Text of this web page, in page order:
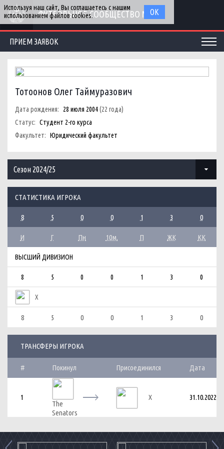
ФУТБОЛЬНОЕ СООБЩЕСТВО МГУ
ПРИЕМ ЗАЯВОК
Тотоонов Олег Таймуразович
Дата рождения: 28 июля 2004(22 года)
Статус: Студент 2-го курса
Факультет: Юридический факультет
Сезон 2024/25
СТАТИСТИКА ИГРОКА
8 5 0 0 1 3 0
И Г Пн 10м. П ЖК КК
ВЫСШИЙ ДИВИЗИОН
8 5 0 0 1 3 0
X
8 5 0 0 1 3 0
ТРАНСФЕРЫ ИГРОКА
# Покинул Присоединился Дата
1
The
Senators
X 31.10.2022
Используя наш сайт, Вы соглашаетесь с нашим
использованием файлов cookies.
ОК